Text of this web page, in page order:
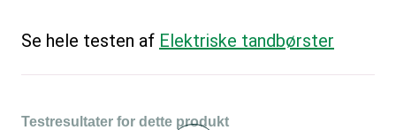
Se hele testen af Elektriske tandbørster
Testresultater for dette produkt